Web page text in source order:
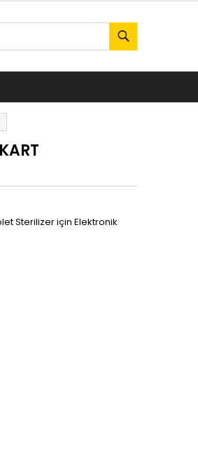
Sterilizer için Elektronik